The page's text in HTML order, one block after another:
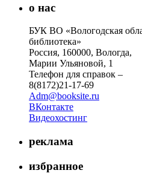
о нас
БУК ВО «Вологодская
библиотека»
Россия, 160000, Вологда,
Марии Ульяновой, 1
Телефон для справок –
8(8172)21-17-69
Adm@booksite.ru
ВКонтакте
Видеохостинг
реклама
избранное